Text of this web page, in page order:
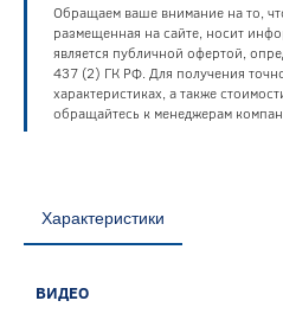
Обращаем ваше внимание на то,
размещенная на сайте, носит
является публичной офертой,
437 (2) ГК РФ. Для получения
характеристиках, а также
обращайтесь к менеджерам
Характеристики
ВИДЕО